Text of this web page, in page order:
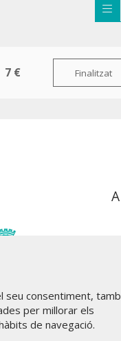
7 € Finalitzat
seu consentiment,
per millorar els
de navegació.